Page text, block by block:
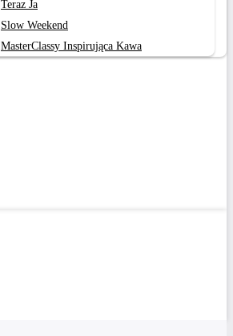
Teraz Ja
Slow Weekend
MasterClassy Inspirująca Kawa